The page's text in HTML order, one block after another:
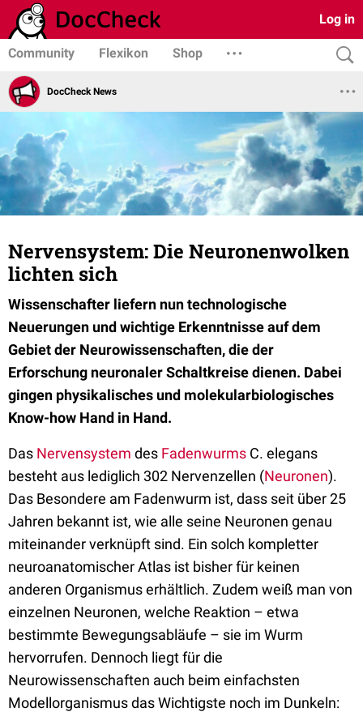
Log in
Community Flexikon Shop
DocCheck News
Nervensystem: Die Neuronenwolken
lichten sich
Wissenschafter liefern nun technologische
Neuerungen und wichtige Erkenntnisse auf dem
Gebiet der Neurowissenschaften, die der
Erforschung neuronaler Schaltkreise dienen. Dabei
gingen physikalisches und molekularbiologisches
Know-how Hand in Hand.
Das Nervensystem des Fadenwurms C. elegans
besteht aus lediglich 302 Nervenzellen (Neuronen).
Das Besondere am Fadenwurm ist, dass seit über 25
Jahren bekannt ist, wie alle seine Neuronen genau
miteinander verknüpft sind. Ein solch kompletter
neuroanatomischer Atlas ist bisher für keinen
anderen Organismus erhältlich. Zudem weiß man von
einzelnen Neuronen, welche Reaktion – etwa
bestimmte Bewegungsabläufe – sie im Wurm
hervorrufen. Dennoch liegt für die
Neurowissenschaften auch beim einfachsten
Modellorganismus das Wichtigste noch im Dunkeln: